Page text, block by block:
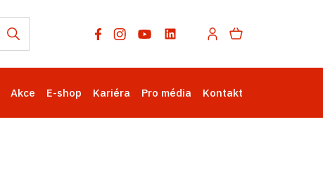
Akce E-shop Kariéra Pro média Kontakt